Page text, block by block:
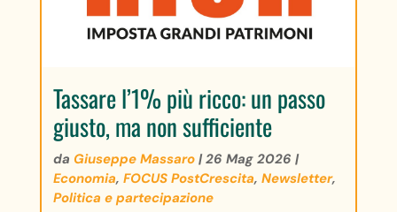
Tassare l’1% più ricco: un passo
giusto, ma non sufficiente
da Giuseppe Massaro|26 Mag 2026 |
Economia, FOCUS PostCrescita, Newsletter,
Politica e partecipazione